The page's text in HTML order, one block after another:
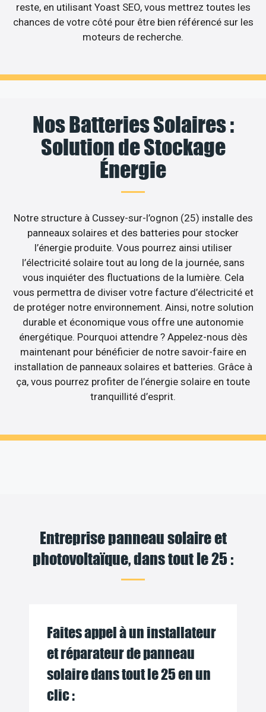
reste, en utilisant Yoast SEO, vous mettrez toutes les
chances de votre côté pour être bien référencé sur les
moteurs de recherche.
Nos Batteries Solaires :
Solution de Stockage
Énergie
Notre structure à Cussey-sur-l’ognon (25) installe des
panneaux solaires et des batteries pour stocker
l’énergie produite. Vous pourrez ainsi utiliser
l’électricité solaire tout au long de la journée, sans
vous inquiéter des fluctuations de la lumière. Cela
vous permettra de diviser votre facture d’électricité et
de protéger notre environnement. Ainsi, notre solution
durable et économique vous offre une autonomie
énergétique. Pourquoi attendre ? Appelez-nous dès
maintenant pour bénéficier de notre savoir-faire en
installation de panneaux solaires et batteries. Grâce à
ça, vous pourrez profiter de l’énergie solaire en toute
tranquillité d’esprit.
Entreprise panneau solaire et
photovoltaïque, dans tout le 25 :
Faites appel à un installateur
et réparateur de panneau
solaire dans tout le 25 en un
clic :